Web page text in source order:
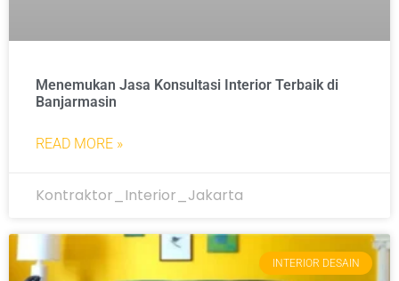
Menemukan Jasa Konsultasi Interior Terbaik di
Banjarmasin
READ MORE »
Kontraktor_Interior_Jakarta
INTERIOR DESAIN